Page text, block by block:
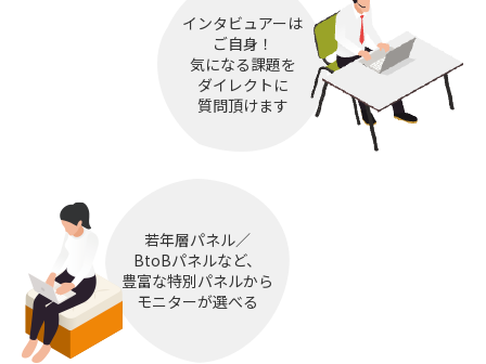
インタビュアーは
ご自身！
気になる課題を
ダイレクトに
質問頂けます
若年層パネル／
BtoBパネルなど、
豊富な特別パネルから
モニターが選べる